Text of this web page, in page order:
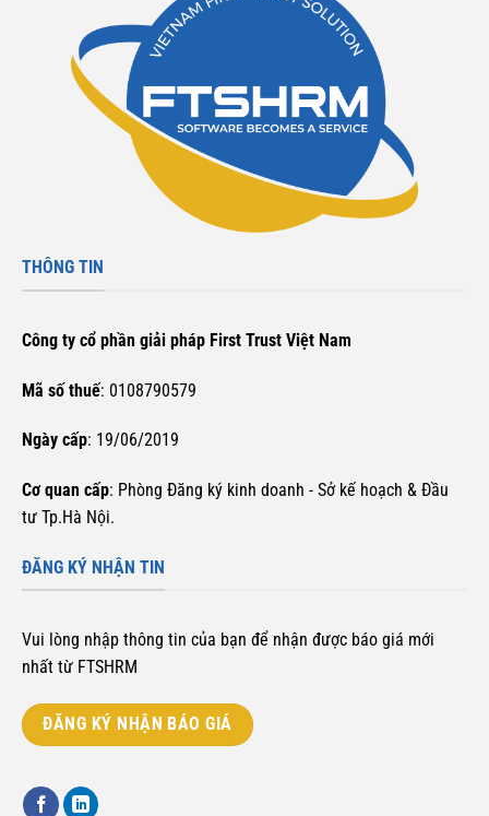
THÔNG TIN
Công ty cổ phần giải pháp First Trust Việt Nam
Mã số thuế: 0108790579
Ngày cấp: 19/06/2019
Cơ quan cấp: Phòng Đăng ký kinh doanh - Sở kế hoạch & Đầu
tư Tp.Hà Nội.
ĐĂNG KÝ NHẬN TIN
Vui lòng nhập thông tin của bạn để nhận được báo giá mới
nhất từ FTSHRM
ĐĂNG KÝ NHẬN BÁO GIÁ